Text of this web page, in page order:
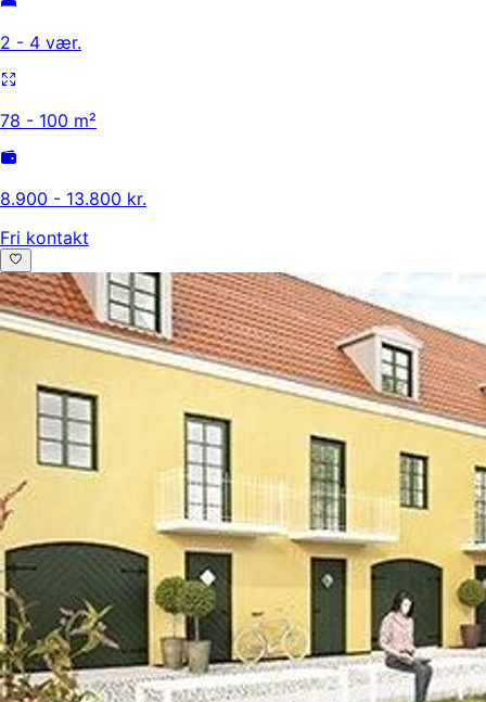
2 - 4 vær.
78 - 100 m²
8.900 - 13.800 kr.
Fri kontakt